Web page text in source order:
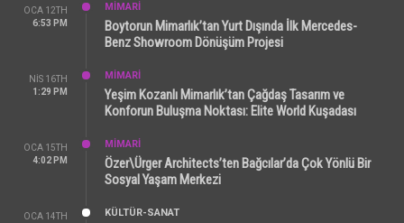
OCA 12TH
6:53 PM
MİMARİ
Boytorun Mimarlık’tan Yurt Dışında İlk Mercedes-
Benz Showroom Dönüşüm Projesi
NIS 16TH
1:29 PM
MİMARİ
Yeşim Kozanlı Mimarlık’tan Çağdaş Tasarım ve
Konforun Buluşma Noktası: Elite World Kuşadası
OCA 15TH
4:02 PM
MİMARİ
Özer\Ürger Architects’ten Bağcılar’da Çok Yönlü Bir
Sosyal Yaşam Merkezi
OCA 14TH
KÜLTÜR-SANAT